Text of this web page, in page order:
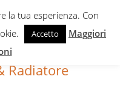
Radiatore
la tua esperienza. Con
Accetto
Maggiori